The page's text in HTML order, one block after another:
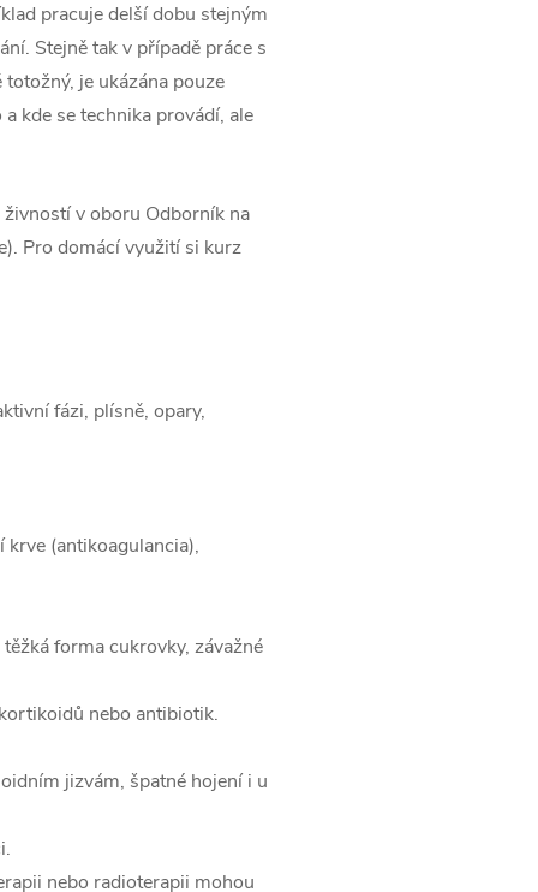
pracuje delší dobu stejným
Stejně tak v případě práce s
je ukázána pouze
kde se technika provádí, ale
v oboru Odborník na
Pro domácí využití si kurz
fázi, plísně, opary,
(antikoagulancia),
forma cukrovky, závažné
nebo antibiotik.
jizvám, špatné hojení i u
nebo radioterapii mohou